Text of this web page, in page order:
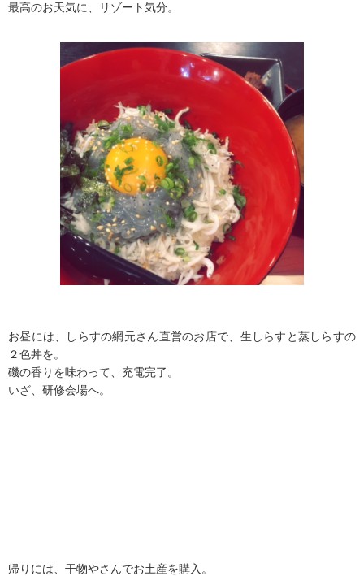
最高のお天気に、リゾート気分。
お昼には、しらすの網元さん直営のお店で、生しらすと蒸しらすの
２色丼を。
磯の香りを味わって、充電完了。
いざ、研修会場へ。
帰りには、干物やさんでお土産を購入。